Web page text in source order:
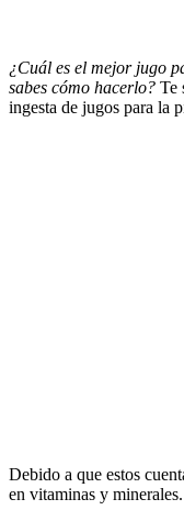
¿Cuál es el mejor jugo
sabes cómo hacerlo? Te
ingesta de jugos para la
Debido a que estos
en vitaminas y minerales.